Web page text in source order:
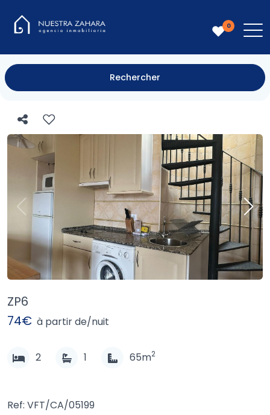
0
Rechercher
ZP6
2 1 65m2
Ref: VFT/CA/05199
74€ à partir de/nuit